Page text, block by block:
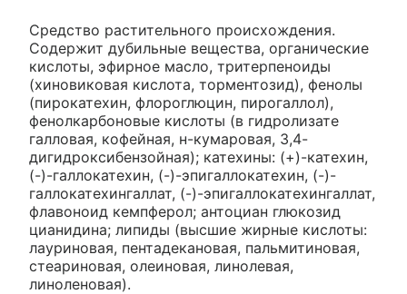
Средство растительного происхождения.
Содержит дубильные вещества, органические
кислоты, эфирное масло, тритерпеноиды
(хиновиковая кислота, торментозид), фенолы
(пирокатехин, флороглюцин, пирогаллол),
фенолкарбоновые кислоты (в гидролизате
галловая, кофейная, н-кумаровая, 3,4-
дигидроксибензойная); катехины: (+)-катехин,
(-)-галлокатехин, (-)-эпигаллокатехин, (-)-
галлокатехингаллат, (-)-эпигаллокатехингаллат,
флавоноид кемпферол; антоциан глюкозид
цианидина; липиды (высшие жирные кислоты:
лауриновая, пентадекановая, пальмитиновая,
стеариновая, олеиновая, линолевая,
линоленовая).